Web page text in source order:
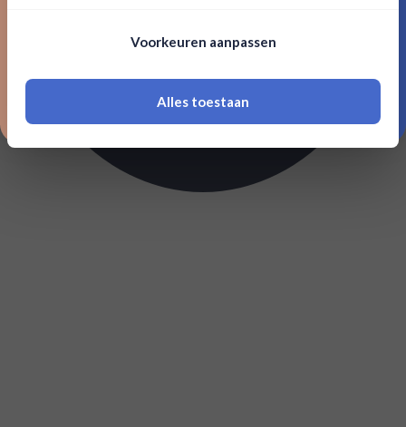
18 jaar of ouder zijn
Voorkeuren aanpassen
Alles toestaan